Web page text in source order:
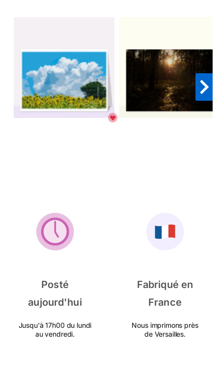
Posté
aujourd'hui
Jusqu'à 17h00 du lundi
au vendredi.
Fabriqué en
France
Nous imprimons près
de Versailles.